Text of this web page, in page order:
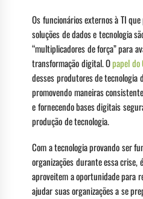
Os funcionários externos à TI
soluções de dados e tecnologia
“multiplicadores de força” para
transformação digital. Opapel do
desses produtores de tecnologia
promovendo maneiras
e fornecendo bases digitais
produção de tecnologia.
Com a tecnologia provando ser
organizações durante essa crise,
aproveitem a oportunidade para
ajudar suas organizações a se